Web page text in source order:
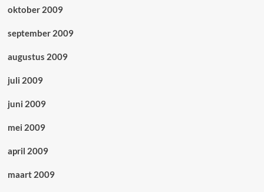
oktober 2009
september 2009
augustus 2009
juli 2009
juni 2009
mei 2009
april 2009
maart 2009